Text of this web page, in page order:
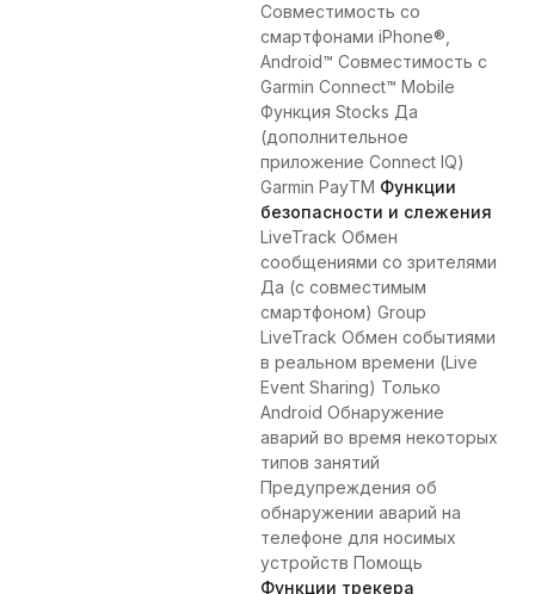
Совместимость со
смартфонами iPhone®,
Android™ Совместимость с
Garmin Connect™ Mobile
Функция Stocks Да
(дополнительное
приложение Connect IQ)
Garmin PayTM Функции
безопасности и слежения
LiveTrack Обмен
сообщениями со зрителями
Да (с совместимым
смартфоном) Group
LiveTrack Обмен событиями
в реальном времени (Live
Event Sharing) Только
Android Обнаружение
аварий во время некоторых
типов занятий
Предупреждения об
обнаружении аварий на
телефоне для носимых
устройств Помощь
Функции трекера